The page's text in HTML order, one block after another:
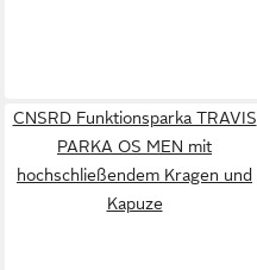
CNSRD Funktionsparka TRAVIS
PARKA OS MEN mit
hochschließendem Kragen und
Kapuze